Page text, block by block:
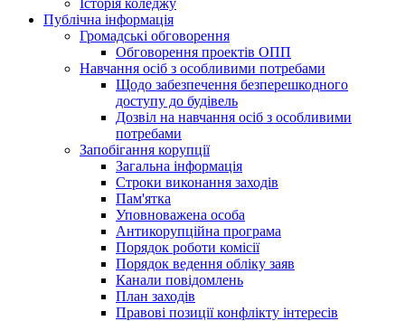
Історія коледжу
Публічна інформація
Громадські обговорення
Обговорення проектів ОПП
Навчання осіб з особливими потребами
Щодо забезпечення безперешкодного
доступу до будівель
Дозвіл на навчання осіб з особливими
потребами
Запобігання корупції
Загальна інформація
Строки виконання заходів
Пам'ятка
Уповноважена особа
Антикорупційна програма
Порядок роботи комісії
Порядок ведення обліку заяв
Канали повідомлень
План заходів
Правові позиції конфлікту інтересів